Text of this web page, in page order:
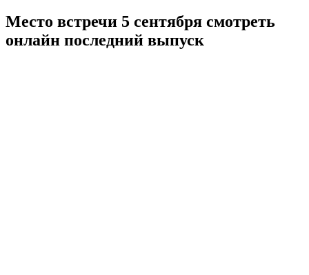
Место встречи 5 сентября смотреть
онлайн последний выпуск